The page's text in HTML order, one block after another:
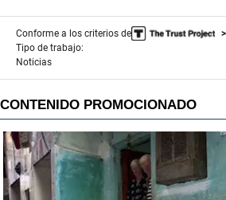
Conforme a los criterios de
Tipo de trabajo:
Noticias